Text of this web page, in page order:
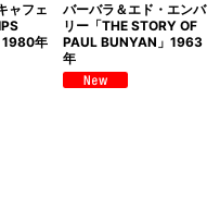
ャフェ
1980年
バーバラ＆エド・エンバ
リー「THE STORY OF
PAUL BUNYAN」1963
年